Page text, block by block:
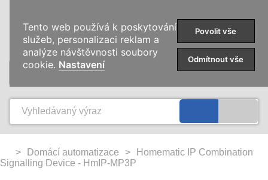
KATEGORIE
> Domácí automatizace >
Homematic IP Combination
Signalling Device - HmIP-MP3P
Tento web používá k poskytování
služeb, personalizaci reklam a
analýze návštěvnosti soubory
cookie. Nastavení
Povolit vše
Odmítnout vše